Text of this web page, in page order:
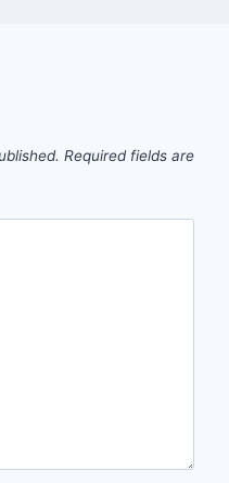
Required fields are